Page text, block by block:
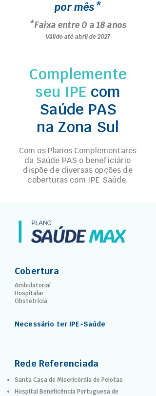
por mês*
*Faixa entre 0 a 18 anos
Válido até abril de 2027
Complemente
seu IPE com
Saúde PAS
na Zona Sul
Com os Planos Complementares
da Saúde PAS o beneficiário
dispõe de diversas opções de
coberturas com IPE Saúde.
Cobertura
Ambulatorial
Hospitalar
Obstetrícia
Necessário ter IPE-Saúde
Rede Referenciada
Santa Casa de Misericórdia de Pelotas
Hospital Beneficência Portuguesa de